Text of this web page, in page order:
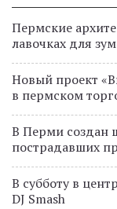
Пермские
лавочках для
Новый проект
в пермском
В Перми создан
пострадавших
В субботу в
DJ Smash